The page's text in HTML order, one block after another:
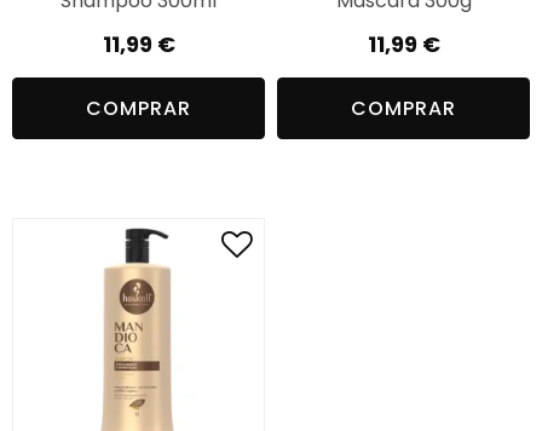
11,99 €
COMPRAR
11,99 €
COMPRAR